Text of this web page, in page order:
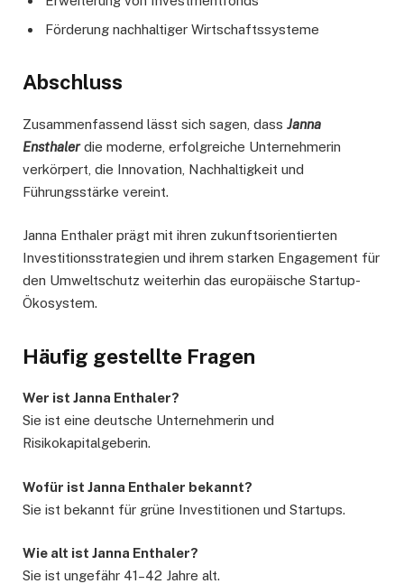
Förderung nachhaltiger Wirtschaftssysteme
Abschluss
Zusammenfassend lässt sich sagen, dass Janna
Ensthalerdie moderne, erfolgreiche Unternehmerin
verkörpert, die Innovation, Nachhaltigkeit und
Führungsstärke vereint.
Janna Enthaler prägt mit ihren zukunftsorientierten
Investitionsstrategien und ihrem starken Engagement für
den Umweltschutz weiterhin das europäische Startup-
Ökosystem.
Häufig gestellte Fragen
Wer ist Janna Enthaler?
Sie ist eine deutsche Unternehmerin und
Risikokapitalgeberin.
Wofür ist Janna Enthaler bekannt?
Sie ist bekannt für grüne Investitionen und Startups.
Wie alt ist Janna Enthaler?
Sie ist ungefähr 41–42 Jahre alt.